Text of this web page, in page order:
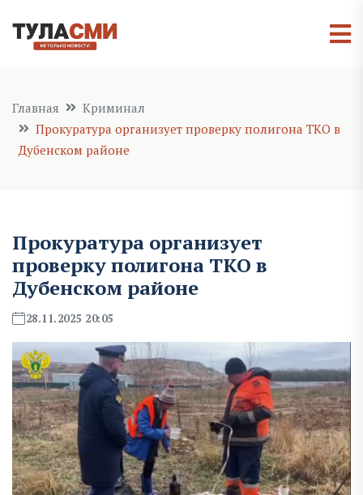
Главная
Криминал
Прокуратура организует проверку полигона ТКО в
Дубенском районе
Прокуратура организует
проверку полигона ТКО в
Дубенском районе
28.11.2025 20:05